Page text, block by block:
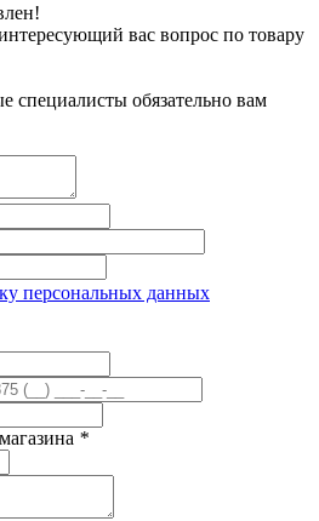
вас вопрос по товару
обязательно вам
персональных данных
*